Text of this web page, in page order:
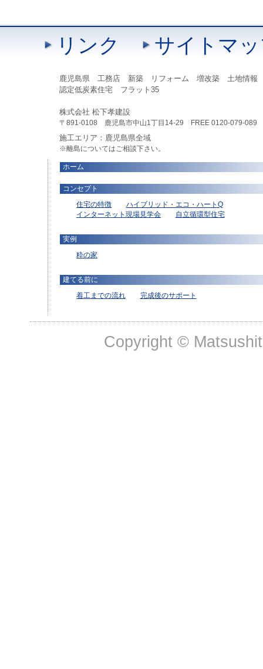
リンク サイトマ
鹿児島県 工務店 新築 リフォーム 増改築 土地情報
認定低炭素住宅 フラット35
株式会社 松下孝建設
〒891-0108 鹿児島市中山1丁目14-29 FREE 0120-079-089
施工エリア：鹿児島県全域
※離島についてはご相談下さい。
ホーム
コンセプト
住宅の特徴
ハイブリッド・エコ・ハートQ
インターネット現場見学会
自立循環型住宅
実例
粋の家
建てる前に
着工までの流れ 完成後のサポート
Copyright ©